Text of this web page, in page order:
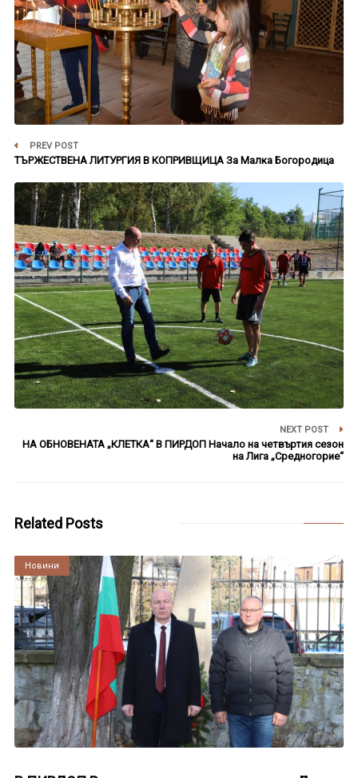
PREV POST
ТЪРЖЕСТВЕНА ЛИТУРГИЯ В КОПРИВЩИЦА За Малка Богородица
NEXT POST
НА ОБНОВЕНАТА „КЛЕТКА“ В ПИРДОП Начало на четвъртия сезон
на Лига „Средногорие“
Related Posts
Култура
Новини